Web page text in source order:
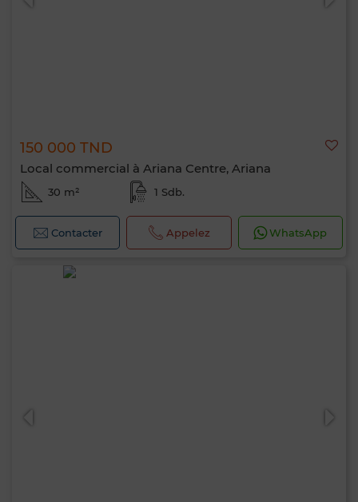
150 000 TND
Local commercial à Ariana Centre, Ariana
30 m² 1 Sdb.
Contacter Appelez WhatsApp